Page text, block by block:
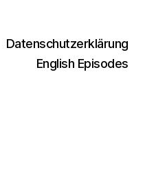
Datenschutzerklärung
English Episodes